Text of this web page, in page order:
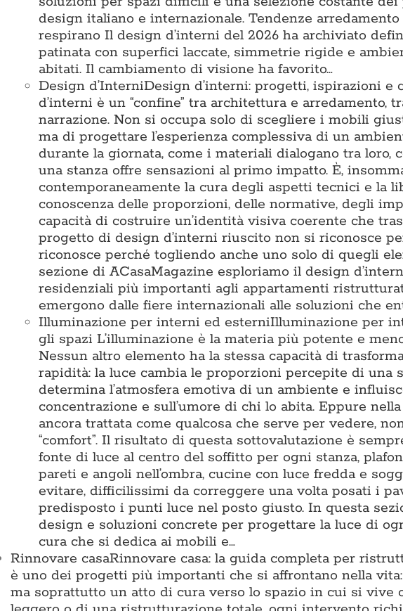
design italiano e internazionale. Tendenze
respirano Il design d’interni del 2026 ha archiviato
patinata con superfici laccate, simmetrie rigide e
abitati. Il cambiamento di visione ha favorito…
Design d’InterniDesign d’interni: progetti, ispirazioni
d’interni è un “confine” tra architettura e arredamento,
narrazione. Non si occupa solo di scegliere i mobili
ma di progettare l’esperienza complessiva di un
durante la giornata, come i materiali dialogano tra loro,
una stanza offre sensazioni al primo impatto. È,
contemporaneamente la cura degli aspetti tecnici e la
conoscenza delle proporzioni, delle normative, degli
capacità di costruire un’identità visiva coerente che
progetto di design d’interni riuscito non si riconosce
riconosce perché togliendo anche uno solo di quegli
sezione di ACasaMagazine esploriamo il design
residenziali più importanti agli appartamenti
emergono dalle fiere internazionali alle soluzioni che
Illuminazione per interni ed esterniIlluminazione per
gli spazi L’illuminazione è la materia più potente e
Nessun altro elemento ha la stessa capacità di
rapidità: la luce cambia le proporzioni percepite di una
determina l’atmosfera emotiva di un ambiente e
concentrazione e sull’umore di chi lo abita. Eppure
ancora trattata come qualcosa che serve per vedere,
“comfort”. Il risultato di questa sottovalutazione è
fonte di luce al centro del soffitto per ogni stanza,
pareti e angoli nell’ombra, cucine con luce fredda e
evitare, difficilissimi da correggere una volta posati i
predisposto i punti luce nel posto giusto. In questa
design e soluzioni concrete per progettare la luce di
cura che si dedica ai mobili e…
Rinnovare casaRinnovare casa: la guida completa per
è uno dei progetti più importanti che si affrontano nella
ma soprattutto un atto di cura verso lo spazio in cui si